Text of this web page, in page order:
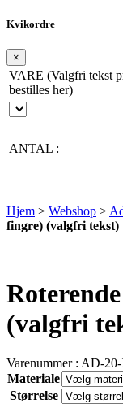
Kvikordre
×
VARE (Valgfri tekst
bestilles her)
ANTAL :
Hjem > Webshop >
fingre) (valgfri tekst)
(valgfri
Varenummer : AD-
Materiale
Størrelse